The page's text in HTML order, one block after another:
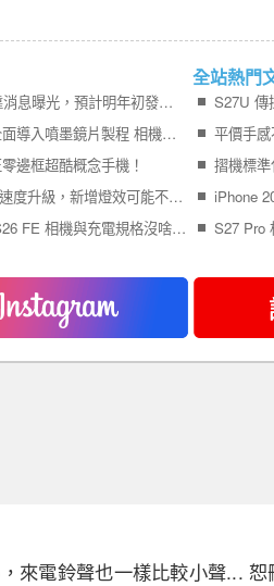
更多 iPhone Air 2 可靠消息曝光，預計明年初發表！
Galaxy S27 Ultra 傳全面導入噴墨鏡片製程 相機模組更薄、拍攝品質再提升
邊框超酷概念手機！
Pixel 11 Pro 系列充電速度升級，新增燈效可能不叫 Pixel Glow
傳 Samsung Galaxy S26 FE 相機與充電規格沒啥驚喜
全站熱門
S27U 傳
平價手
摺機標
iPhone
S27 Pro
來電鈴聲也一樣比較小聲... 恕